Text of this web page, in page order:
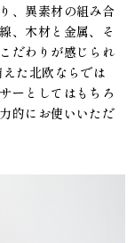
、異素材の組み合
、木材と金属、そ
だわりが感じられ
た北欧ならでは
ーとしてはもちろ
的にお使いいただ